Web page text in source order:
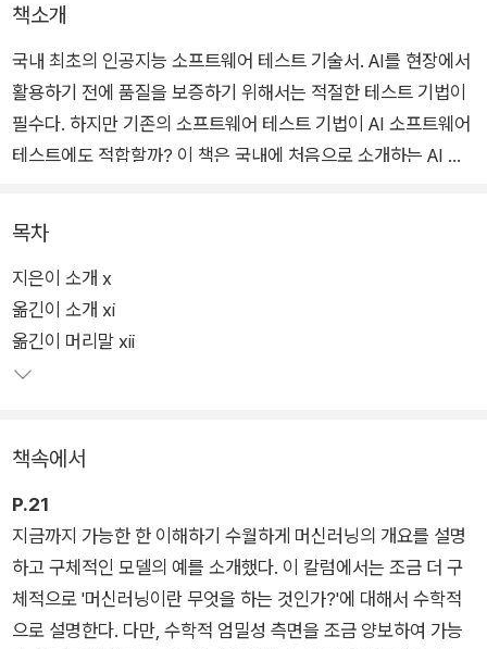
책소개
국내 최초의 인공지능 소프트웨어 테스트 기술서. AI를 현장에서
활용하기 전에 품질을 보증하기 위해서는 적절한 테스트 기법이
필수다. 하지만 기존의 소프트웨어 테스트 기법이 AI 소프트웨어
테스트에도 적합할까? 이 책은 국내에 처음으로 소개하는 AI 소
기법 4가지를 소개한다. 실제 사례들을 살펴보면서 4가지 테스
트 기법의 원리를 배우고, 각 기법에 대한 튜토리얼을 따라 하며
실무에 적용해보자.
목차
지은이 소개 x
옮긴이 소개 xi
옮긴이 머리말 xii
책속에서
P.21
지금까지 가능한 한 이해하기 수월하게 머신러닝의 개요를 설명
하고 구체적인 모델의 예를 소개했다. 이 칼럼에서는 조금 더 구
체적으로 '머신러닝이란 무엇을 하는 것인가?'에 대해서 수학적
으로 설명한다. 다만, 수학적 엄밀성 측면을 조금 양보하여 가능